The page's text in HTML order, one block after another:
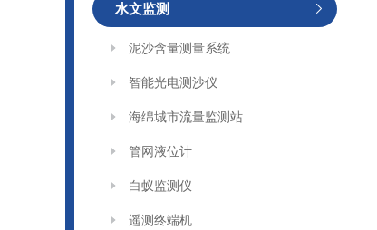
水文监测
泥沙含量测量系统
智能光电测沙仪
海绵城市流量监测站
管网液位计
白蚁监测仪
遥测终端机